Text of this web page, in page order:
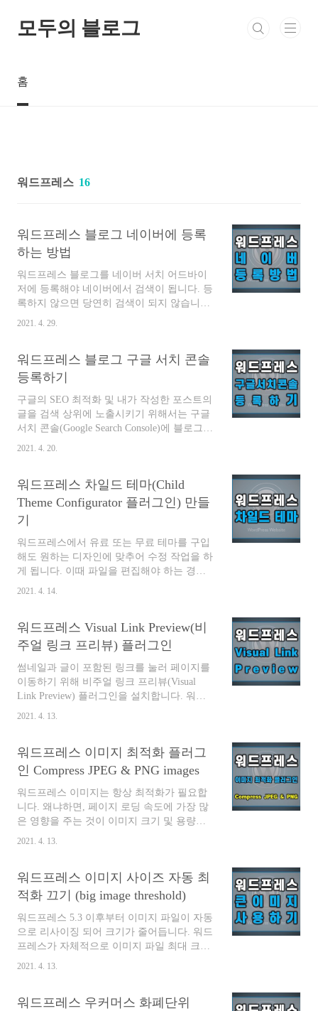
모두의 블로그
홈
워드프레스 16
워드프레스 블로그 네이버에 등록
하는 방법
워드프레스 블로그를 네이버 서치 어드바이
저에 등록해야 네이버에서 검색이 됩니다. 등
록하지 않으면 당연히 검색이 되지 않습니다.
따라서 등록을 위해서 소유확인 절차를 진행
해야 합니다. 목차 워드프레스 블로그 네이버
에 등록하는 방법 네이버 서치어드바이저 네
을 합니다. (1) 사이트 등록을 클릭하고 등록
할 블로그의 URL을 입력합니다. (2) 사이트
소유확인 화면이 나타납니다. HTML 태그의
메타 태그를 복사합니다. 워드프레스 플러그
새로 추가를 클릭합니다. (4) 키워드에서
Insert Head..
2021. 4. 29.
워드프레스 블로그 구글 서치 콘솔
등록하기
구글의 SEO 최적화 및 내가 작성한 포스트의
글을 검색 상위에 노출시키기 위해서는 구글
서치 콘솔(Google Search Console)에 블로그를
등록해야 합니다. 구글 서치 콘솔은 본인의
검색어로 검색했을 때 내 사이트가 노출되는
지 등에 대한 내용들을 쉽게 모니터링하고 관
리할 수 있도록 도와주는 서비스입니다. 목차
워드프레스 블로그 구글 서치 콘설 등록하기
구글 서치 콘솔 접속하기 구글 서치 콘솔
(Google Search console) 을 접속합니다. 로그
인을 합니다. 도메인과 URL 접두어 화면에서
2021. 4. 20.
워드프레스 차일드 테마(Child
Theme Configurator 플러그인) 만들
기
워드프레스에서 유료 또는 무료 테마를 구입
해도 원하는 디자인에 맞추어 수정 작업을 하
게 됩니다. 이때 파일을 편집해야 하는 경우
차일드 테마(자식 테마)를 만들어서 작업해
를 방지할 수 있습니다. 목차 워드프레스 차
일드 테마(Child Theme Configurator 플러그
인 Child Theme Configurator는 일반적인 문제
에 대한 모든 테마를 분석하고, 자식 테마를
만들고, Customizer의 옵션 이상으로 사용자
지정할 수있는 빠르고 사용하기 쉬운 유틸리
2021. 4. 14.
워드프레스 Visual Link Preview(비
주얼 링크 프리뷰) 플러그인
썸네일과 글이 포함된 링크를 눌러 페이지를
이동하기 위해 비주얼 링크 프리뷰(Visual
Link Preview) 플러그인을 설치합니다. 워드
프레스에서는 썸네일+글의 링크를 기본적으
지 등에서 공유할 때 썸네일 이미지와 글이
함께 공유되는 비슷한 포맷을 사용하기 위해
니다. 목차 워드프레스 Visual Link Preview(비
주얼 링크 프리뷰) 플러그인 비주얼 링크 프
리뷰 (Visual Link Preivew) 플러그인 비주얼
링크 프리뷰 플러그인은 웹 사이트의 모든 링
..
2021. 4. 13.
워드프레스 이미지 최적화 플러그
인 Compress JPEG & PNG images
워드프레스 이미지는 항상 최적화가 필요합
니다. 왜냐하면, 페이지 로딩 속도에 가장 많
은 영향을 주는 것이 이미지 크기 및 용량입
니다. 예를 들어, 티스토리 또는 네이버 블로
속도에 나쁜 영향을 줍니다. 따라서 저화질이
되지 않는 최적화된 이미지를 항상 관리해야
그인 Compress JPEG & PNG images Compress
JPEG & PNG images Compress JPEG & PNG
images 는 JPEG 및 PNG 이미지를 최적화하여
웹 사이트를 더 빠르게 만들 수 있습니다. 이
2021. 4. 13.
워드프레스 이미지 사이즈 자동 최
적화 끄기 (big image threshold)
워드프레스 5.3 이후부터 이미지 파일이 자동
으로 리사이징 되어 크기가 줄어듭니다. 워드
프레스가 자체적으로 이미지 파일 최대 크기
값(big image threshold)을 정해, 디폴트 값은
미지를 사용할 수 없는 문제점이 있습니다.
2021. 4. 13.
워드프레스 우커머스 화폐단위